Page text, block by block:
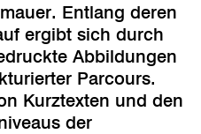
Entlang deren
ergibt sich durch
Abbildungen
Parcours.
Kurztexten und den
der